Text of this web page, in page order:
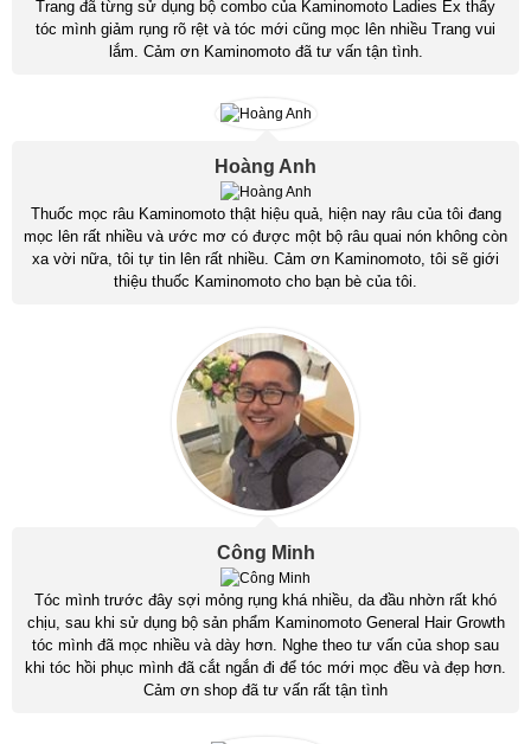
Trang đã từng sử dụng bộ combo của Kaminomoto Ladies Ex thấy
tóc mình giảm rụng rõ rệt và tóc mới cũng mọc lên nhiều Trang vui
lắm. Cảm ơn Kaminomoto đã tư vấn tận tình.
Hoàng Anh
Thuốc mọc râu Kaminomoto thật hiệu quả, hiện nay râu của tôi đang
mọc lên rất nhiều và ước mơ có được một bộ râu quai nón không còn
xa vời nữa, tôi tự tin lên rất nhiều. Cảm ơn Kaminomoto, tôi sẽ giới
thiệu thuốc Kaminomoto cho bạn bè của tôi.
Công Minh
Tóc mình trước đây sợi mỏng rụng khá nhiều, da đầu nhờn rất khó
chịu, sau khi sử dụng bộ sản phẩm Kaminomoto General Hair Growth
tóc mình đã mọc nhiều và dày hơn. Nghe theo tư vấn của shop sau
khi tóc hồi phục mình đã cắt ngắn đi để tóc mới mọc đều và đẹp hơn.
Cảm ơn shop đã tư vấn rất tận tình